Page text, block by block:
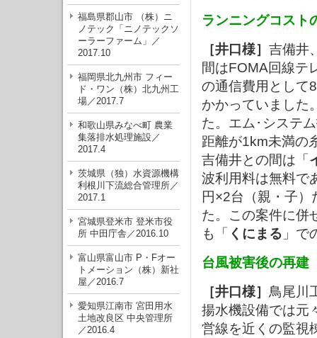
福島県郡山市 （株）ニ
ノテック「ニノテックソ
ーラーファーム」／
2017.10
福岡県北九州市 フィー
ド・ワン（株）北九州工
場／2017.7
和歌山県みなべ町 農業
集落排水処理施設／
2017.4
茨城県（独）水資源機構
利根川下流総合管理所／
2017.1
宮城県登米市 登米市役
所 中田庁舎／2016.10
富山県富山市 P・Fオー
トメーション（株）新社
屋／2016.7
愛知県江南市 宮田用水
土地改良区 中央管理所
／2016.4
ランニングコスト
［井口様］ 吉備井
間はFOMA回線テ
の通信費用として
かかっていました
た。エム･システ
距離が1km未満の
吉備井との間は「
波利用料は無料で
円×2台（親・子
た。この案件に併
も「 くにまる 」で
台風被害後の再建
［井口様］ 鳥尾川
揚水機設備では元
営線を近くの監視